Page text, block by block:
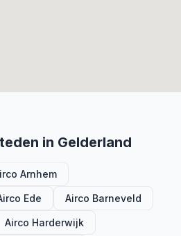
in Gelderland
Arnhem
Ede Airco Barneveld
Airco Harderwijk